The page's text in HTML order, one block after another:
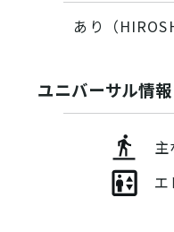
あり（
ユニバーサル情報
エ